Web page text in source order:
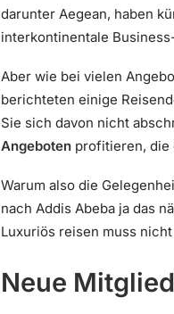
darunter Aegean, haben
interkontinentale
Aber wie bei vielen
berichteten einige
Sie sich davon nicht
Angeboten profitieren, die
Warum also die
nach Addis Abeba ja das
Luxuriös reisen muss
Neue